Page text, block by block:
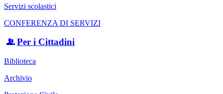
Servizi scolastici
CONFERENZA DI SERVIZI
Per i Cittadini
Biblioteca
Archivio